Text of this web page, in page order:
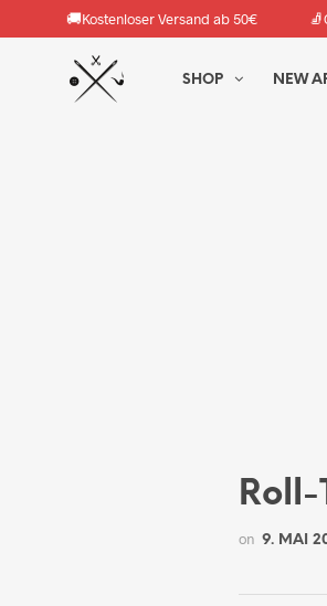
🚚Kostenloser Versand ab 50€ 🧦
SHOP NEW
on 9. MAI